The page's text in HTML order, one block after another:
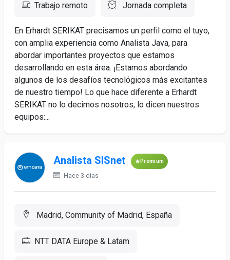
Trabajo remoto Jornada completa
En Erhardt SERIKAT precisamos un perfil como el tuyo,
con amplia experiencia como Analista Java, para
abordar importantes proyectos que estamos
desarrollando en esta área. ¡Estamos abordando
algunos de los desafíos tecnológicos más excitantes
de nuestro tiempo! Lo que hace diferente a Erhardt
SERIKAT no lo decimos nosotros, lo dicen nuestros
equipos:...
Analista SISnet Premium
Hace 3 días
Madrid, Community of Madrid, España
NTT DATA Europe & Latam